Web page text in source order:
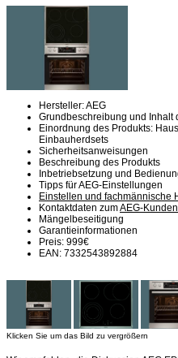
Hersteller: AEG
Grundbeschreibung und Inhalt
Einordnung des Produkts:
Einbauherdsets
Sicherheitsanweisungen
Beschreibung des Produkts
Inbetriebsetzung und
Tipps für AEG-Einstellungen
Einstellen und fachmännische
Kontaktdaten zumAEG-
Mängelbeseitigung
Garantieinformationen
Preis: 999€
EAN: 7332543892884
Klicken Sie um das Bild zu vergrößern